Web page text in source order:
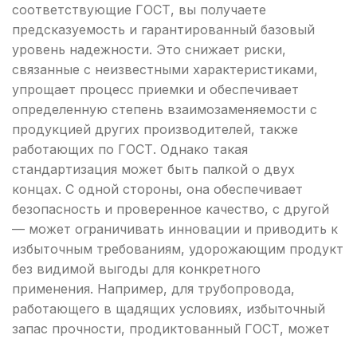
соответствующие ГОСТ, вы получаете
предсказуемость и гарантированный базовый
уровень надежности. Это снижает риски,
связанные с неизвестными характеристиками,
упрощает процесс приемки и обеспечивает
определенную степень взаимозаменяемости с
продукцией других производителей, также
работающих по ГОСТ. Однако такая
стандартизация может быть палкой о двух
концах. С одной стороны, она обеспечивает
безопасность и проверенное качество, с другой
— может ограничивать инновации и приводить к
избыточным требованиям, удорожающим продукт
без видимой выгоды для конкретного
применения. Например, для трубопровода,
работающего в щадящих условиях, избыточный
запас прочности, продиктованный ГОСТ, может